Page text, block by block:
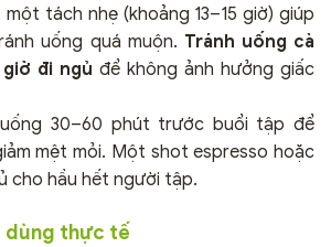
tách nhẹ (khoảng 13–15 giờ) giúp
uống quá muộn. Tránh uống cà
đi ngủ để không ảnh hưởng giấc
30–60 phút trước buổi tập để
mệt mỏi. Một shot espresso hoặc
cho hầu hết người tập.
dùng thực tế